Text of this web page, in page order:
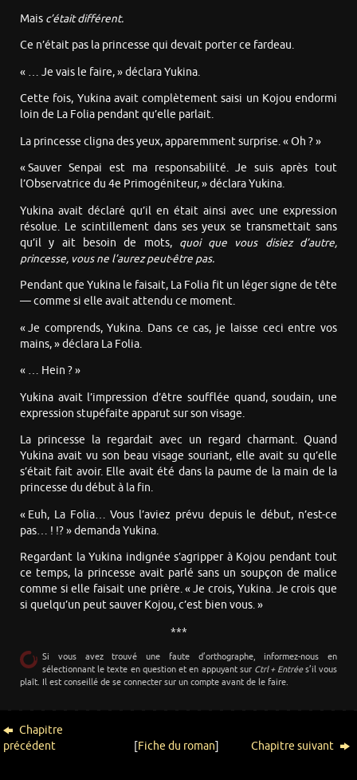
Mais c’était différent.
Ce n’était pas la princesse qui devait porter ce fardeau.
« … Je vais le faire, » déclara Yukina.
Cette fois, Yukina avait complètement saisi un Kojou endormi
loin de La Folia pendant qu’elle parlait.
La princesse cligna des yeux, apparemment surprise. « Oh ? »
« Sauver Senpai est ma responsabilité. Je suis après tout
l’Observatrice du 4e Primogéniteur, » déclara Yukina.
Yukina avait déclaré qu’il en était ainsi avec une expression
résolue. Le scintillement dans ses yeux se transmettait sans
qu’il y ait besoin de mots, quoi que vous disiez d’autre,
princesse, vous ne l’aurez peut-être pas.
Pendant que Yukina le faisait, La Folia fit un léger signe de tête
— comme si elle avait attendu ce moment.
« Je comprends, Yukina. Dans ce cas, je laisse ceci entre vos
mains, » déclara La Folia.
« … Hein ? »
Yukina avait l’impression d’être soufflée quand, soudain, une
expression stupéfaite apparut sur son visage.
La princesse la regardait avec un regard charmant. Quand
Yukina avait vu son beau visage souriant, elle avait su qu’elle
s’était fait avoir. Elle avait été dans la paume de la main de la
princesse du début à la fin.
« Euh, La Folia… Vous l’aviez prévu depuis le début, n’est-ce
pas… ! !? » demanda Yukina.
Regardant la Yukina indignée s’agripper à Kojou pendant tout
ce temps, la princesse avait parlé sans un soupçon de malice
comme si elle faisait une prière. « Je crois, Yukina. Je crois que
si quelqu’un peut sauver Kojou, c’est bien vous. »
***
Si vous avez trouvé une faute d’orthographe, informez-nous en
sélectionnant le texte en question et en appuyant sur Ctrl + Entrées’il vous
plaît. Il est conseillé de se connecter sur un compte avant de le faire.
Chapitre
précédent
[Fiche du roman] Chapitre suivant